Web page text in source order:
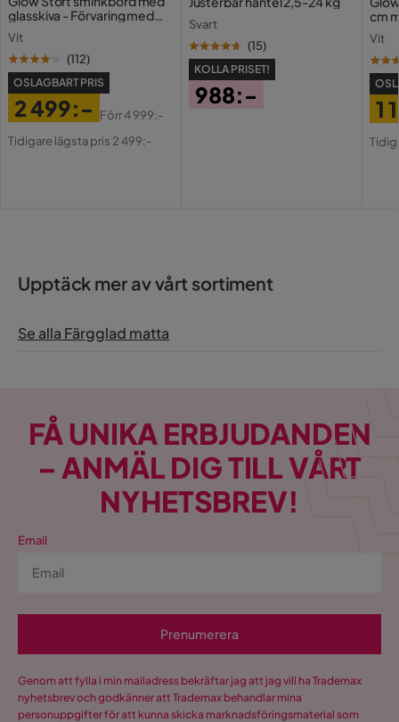
glasskiva - Förvaring med
Vit
(112)
OSLAGBART PRIS
Pris
2 499:-
Original
Förr4 999:-
Tidigare lägsta pris 2 499:-
Svart
(15)
KOLLA PRISET!
988:-
cm
Vit
1
Upptäck mer av vårt sortiment
Se alla Färgglad matta
FÅ UNIKA ERBJUDANDEN
– ANMÄL DIG TILL VÅRT
NYHETSBREV!
Email
Prenumerera
Genom att fylla i min mailadress bekräftar jag att jag vill ha Trademax
nyhetsbrev och godkänner att Trademax behandlar mina
personuppgifter för att kunna skicka marknadsföringsmaterial som